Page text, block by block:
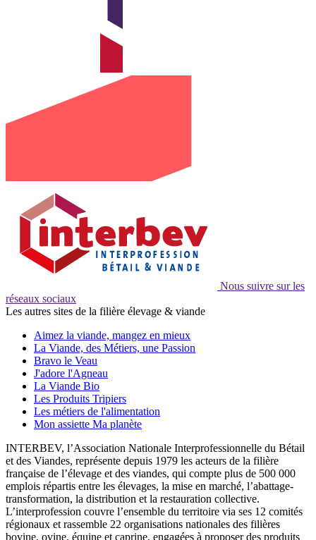
Nous suivre sur les
réseaux sociaux
Les autres sites de la filière élevage & viande
Aimez la viande, mangez en mieux
La Viande, des Métiers, une Passion
Bravo le Veau
J'adore l'Agneau
La Viande Bio
Les Produits Tripiers
Les métiers de l'alimentation
Mon assiette Ma planète
INTERBEV, l’Association Nationale Interprofessionnelle du Bétail
et des Viandes, représente depuis 1979 les acteurs de la filière
française de l’élevage et des viandes, qui compte plus de 500 000
emplois répartis entre les élevages, la mise en marché, l’abattage-
transformation, la distribution et la restauration collective.
L’interprofession couvre l’ensemble du territoire via ses 12 comités
régionaux et rassemble 22 organisations nationales des filières
bovine, ovine, équine et caprine, engagées à proposer des produits